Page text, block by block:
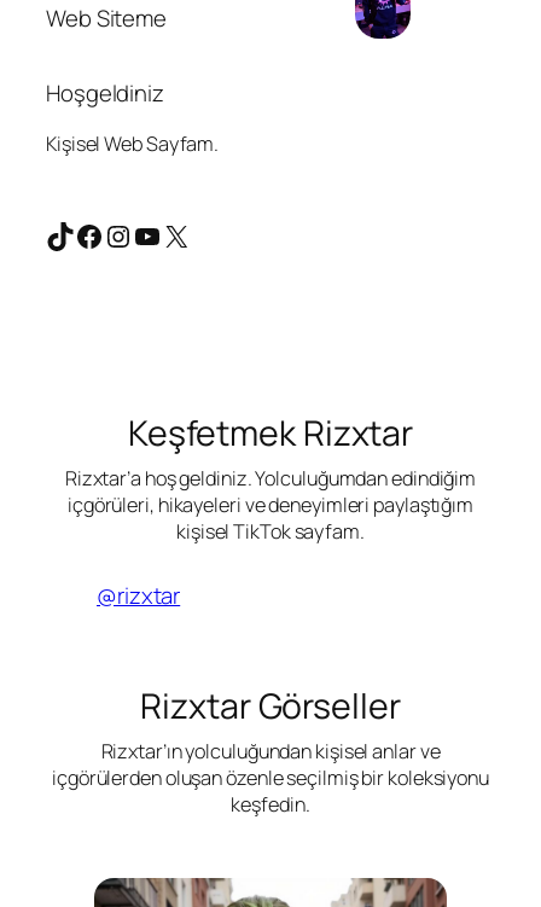
Web Siteme
Hoşgeldiniz
Kişisel Web Sayfam.
TikTok
Facebook
Instagram
YouTube
X
Keşfetmek Rizxtar
Rizxtar’a hoş geldiniz. Yolculuğumdan edindiğim
içgörüleri, hikayeleri ve deneyimleri paylaştığım
kişisel TikTok sayfam.
@rizxtar
Rizxtar Görseller
Rizxtar’ın yolculuğundan kişisel anlar ve
içgörülerden oluşan özenle seçilmiş bir koleksiyonu
keşfedin.